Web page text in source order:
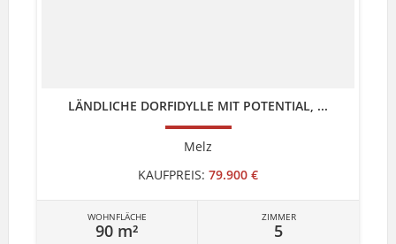
LÄNDLICHE DORFIDYLLE MIT POTENTIAL, ...
Melz
KAUFPREIS: 79.900 €
WOHNFLÄCHE
90 m²
ZIMMER
5